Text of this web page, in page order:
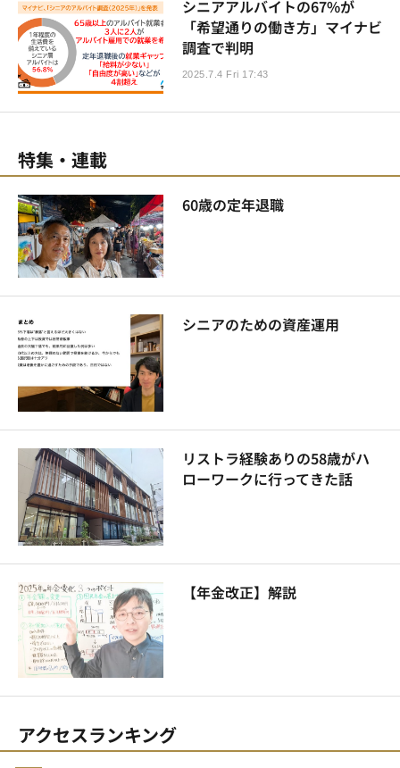
シニアアルバイトの67%が
「希望通りの働き方」マイナビ
調査で判明
2025.7.4 Fri 17:43
特集・連載
60歳の定年退職
シニアのための資産運用
リストラ経験ありの58歳がハ
ローワークに行ってきた話
【年金改正】解説
アクセスランキング